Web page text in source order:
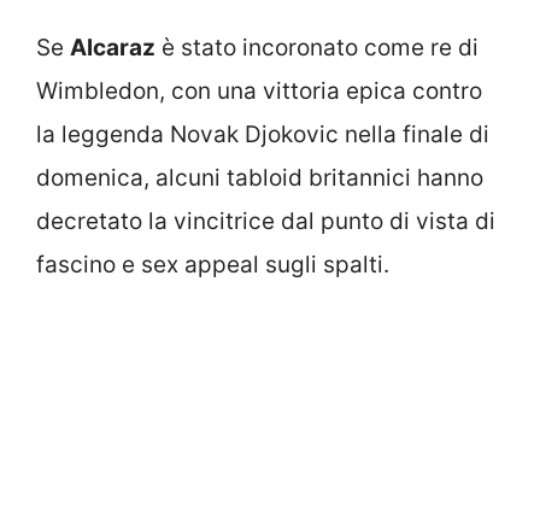
Se Alcaraz è stato incoronato come re di
Wimbledon, con una vittoria epica contro
la leggenda Novak Djokovic nella finale di
domenica, alcuni tabloid britannici hanno
decretato la vincitrice dal punto di vista di
fascino e sex appeal sugli spalti.